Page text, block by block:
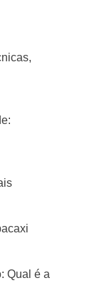
Qual é a